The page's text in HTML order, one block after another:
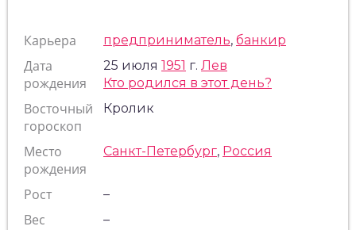
Карьера предприниматель, банкир
Дата
рождения
25 июля 1951 г. Лев
Кто родился в этот день?
Восточный
гороскоп
Кролик
Место
рождения
Санкт-Петербург, Россия
Рост –
Вес –